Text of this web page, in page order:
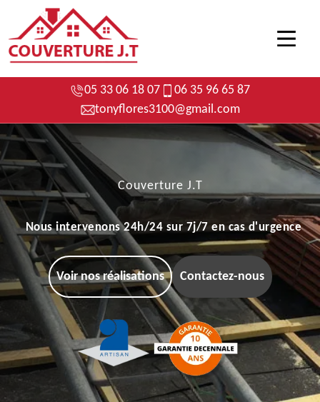
05 33 06 18 07
06 35 96 65 87
tonyflores3100@gmail.com
Couverture J.T
Nous intervenons 24h/24 sur 7j/7 en cas d'urgence
Voir nos réalisations Contactez-nous